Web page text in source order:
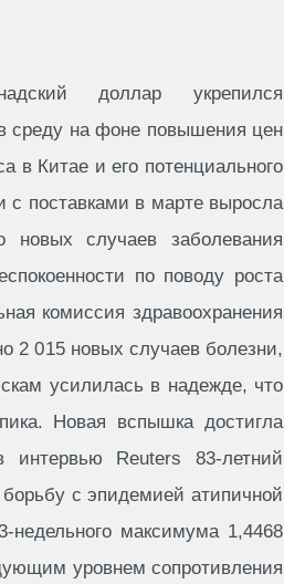
доллар укрепился
среду на фоне повышения цен
в Китае и его потенциального
с поставками в марте выросла
случаев заболевания
по поводу роста
комиссия здравоохранения
2 015 новых случаев болезни,
усилилась в надежде, что
Новая вспышка достигла
Reuters 83-летний
с эпидемией атипичной
недельного максимума 1,4468
уровнем сопротивления